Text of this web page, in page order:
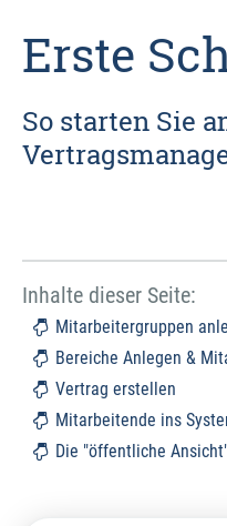
Erste
So starten Sie
Inhalte dieser Seite:
Mitarbeitergruppen
Bereiche Anlegen &
Vertrag erstellen
Mitarbeitende ins
Die "öffentliche